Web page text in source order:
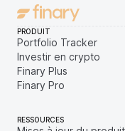
PRODUIT
Portfolio Tracker
Investir en crypto
Finary Plus
Finary Pro
RESSOURCES